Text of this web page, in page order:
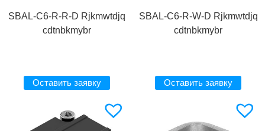
SBAL-C6-R-R-D Rjkmwtdjq
cdtnbkmybr
Оставить заявку
SBAL-C6-R-W-D Rjkmwtdjq
cdtnbkmybr
Оставить заявку